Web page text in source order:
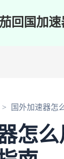
回国加速
国外加速器怎
怎